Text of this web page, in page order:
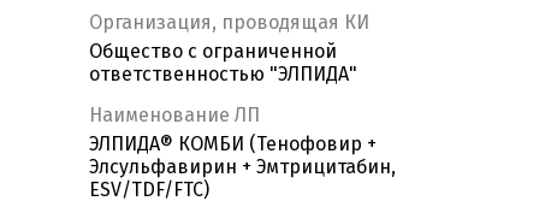
Организация, проводящая КИ
Общество с ограниченной
ответственностью "ЭЛПИДА"
Наименование ЛП
ЭЛПИДА® КОМБИ (Тенофовир +
Элсульфавирин + Эмтрицитабин,
ESV/TDF/FTC)